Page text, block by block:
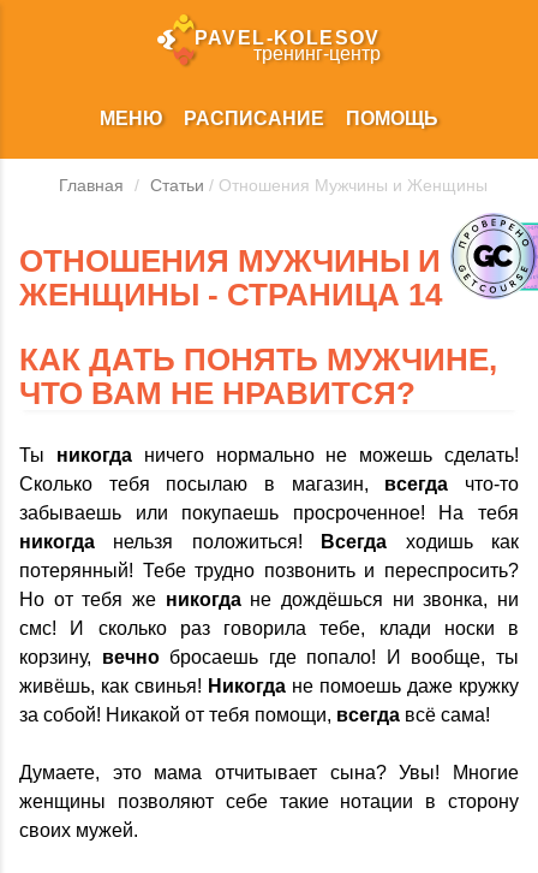
PAVEL‑KOLESOV
тренинг‑центр
МЕНЮ РАСПИСАНИЕ ПОМОЩЬ
Главная / Статьи / Отношения Мужчины и Женщины
ОТНОШЕНИЯ МУЖЧИНЫ И
ЖЕНЩИНЫ - СТРАНИЦА 14
КАК ДАТЬ ПОНЯТЬ МУЖЧИНЕ,
ЧТО ВАМ НЕ НРАВИТСЯ?
Ты никогданичего нормально не можешь сделать!
Сколько тебя посылаю в магазин, всегда что-то
забываешь или покупаешь просроченное! На тебя
никогда нельзя положиться! Всегда ходишь как
потерянный! Тебе трудно позвонить и переспросить?
Но от тебя же никогдане дождёшься ни звонка, ни
смс! И сколько раз говорила тебе, клади носки в
корзину, вечнобросаешь где попало! И вообще, ты
живёшь, как свинья! Никогда не помоешь даже кружку
за собой! Никакой от тебя помощи, всегда всё сама!
Думаете, это мама отчитывает сына? Увы! Многие
женщины позволяют себе такие нотации в сторону
своих мужей.